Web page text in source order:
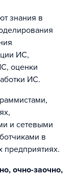
знания в
ИС,
оценки
ИС.
и сетевыми
в
очно-заочно,